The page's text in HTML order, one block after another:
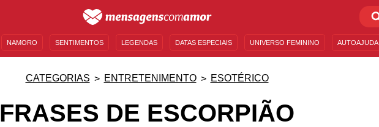
NAMORO SENTIMENTOS LEGENDAS DATAS ESPECIAIS UNIVERSO FEMININO AUTOAJUDA
CATEGORIAS ENTRETENIMENTO ESOTÉRICO
FRASES DE ESCORPIÃO